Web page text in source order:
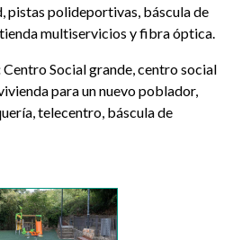
pistas polideportivas, báscula de
multiservicios y fibra óptica.
Centro Social grande, centro social
para un nuevo poblador,
telecentro, báscula de